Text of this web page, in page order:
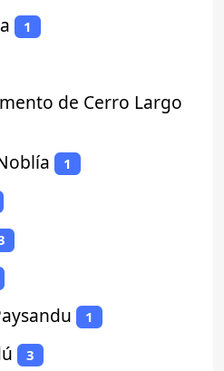
1
de Cerro Largo
1
1
3